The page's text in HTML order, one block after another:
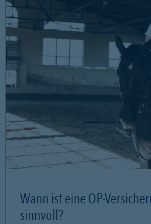
Wann ist eine OP-
sinnvoll?